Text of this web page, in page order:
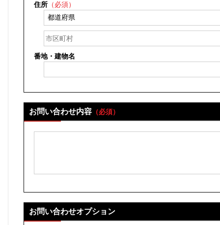
住所 （必須）
番地・建物名
お問い合わせ内容 （必須）
お問い合わせオプション